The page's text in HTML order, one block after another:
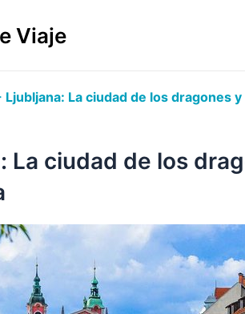
Viaje
Ljubljana: La ciudad de los dragones
La ciudad de los